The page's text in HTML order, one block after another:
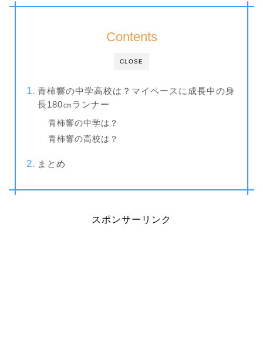
CLOSE
Contents
青柿響の中学高校は？マイペースに成長中の身
長180㎝ランナー
青柿響の中学は？
青柿響の高校は？
まとめ
スポンサーリンク